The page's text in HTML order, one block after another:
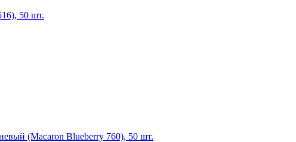
50 шт.
(Macaron Blueberry 760), 50 шт.